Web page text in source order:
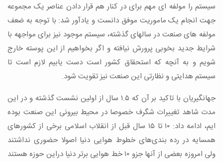
سیستم را مولفه ای مهم برای در کنار هم قرار دادن عناصر یک مجموعه
جهت انجام یک ماموریت موفق دانست و یادآور شد: با توجه به ضعف
مولفه های صنعت در سالهای گذشته، سیستم موجود نیز برای مواجهه با
شرایط جدید بخوبی پرورش نیافته و اگر بخواهیم از این پوسته خارج
شویم و به آنچه که استحقاق کشور است دست یابیم لازم است تا
سیستم هدایتی و نظارتی این صنعت نیز تقویت شود.
جهانگیریان با تاکید بر آن که ۱.۵ سال از اولین نشست گذشته و در این
مدت شاهد تغییرات شگرف خصوصا در محیط بیرونی این صنعت بوده
ایم، ادامه داد: ۱۰ تا ۱۵ سال قبل از انقلاب اسلامی برخی از کشورهای
همسایه در رده بندی‌های خطوط هوایی دنیا اصولا حضوری نداشتند
ولی امروزه بعضی از آنها جزو ۱۰ خط هوایی برتر دنیا دراین حوزه هستند